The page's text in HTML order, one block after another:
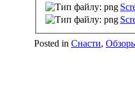
Posted in Снасти,